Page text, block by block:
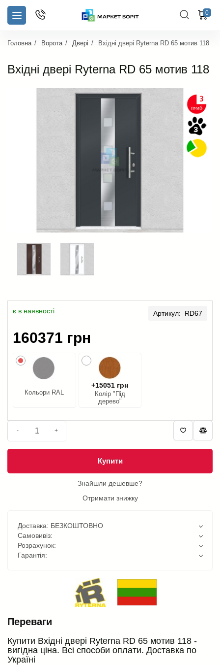
0
Головна Ворота Двері Вхідні двері Ryterna RD 65 мотив 118
Вхідні двері Ryterna RD 65 мотив 118
є в наявності Артикул: RD67
160371 грн
Кольори RAL
+15051 грн
Колір "Під
дерево"
- +
Купити
Знайшли дешевше?
Отримати знижку
Доставка: БЕЗКОШТОВНО
Самовивіз:
Розрахунок:
Гарантія:
Переваги
Купити Вхідні двері Ryterna RD 65 мотив 118 -
вигідна ціна. Всі способи оплати. Доставка по
Україні